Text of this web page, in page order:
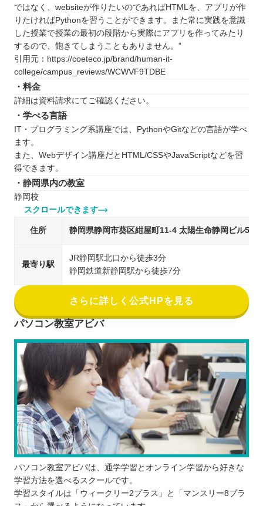
ではなく、websiteが作りたいのであればHTMLを、アプリが作
りたければPythonを習うことができます。また常に実践を意識
した授業で授業の最初の段階から実際にアプリを作ってみたり
するので、飽きてしまうこともありません。”
引用元：https://coeteco.jp/brand/human-it-
college/campus_reviews/WCWVF9TDBE
・料金
詳細は資料請求にてご確認ください。
・学べる言語
IT・プログラミング系講座では、PythonやGitなどの言語が学べ
ます。
また、Webデザイン講座だとHTML/CSSやJavaScriptなどを習
得できます。
・静岡県内の教室
静岡校
スクロールできます
住所 静岡県静岡市葵区紺屋町11-4 太陽生命静岡ビル5階
最寄り駅
JR静岡駅北口から徒歩3分
静岡鉄道新静岡駅から徒歩7分
さらに詳しく公式HPを見る
パソコン教室アビバ
パソコン教室アビバは、通学学習とオンライン学習から好きな
学習方法を選べるスクールです。
学習スタイルは「ウィークリー2プラス」と「マンスリー8プラ